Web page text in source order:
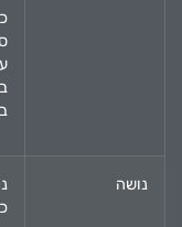
נושה